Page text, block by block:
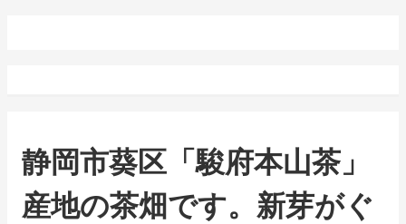
静岡市葵区「駿府本山茶」
産地の茶畑です。新芽がぐ